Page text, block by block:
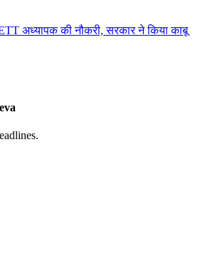
अध्यापक की नौकरी, सरकार ने किया काबू